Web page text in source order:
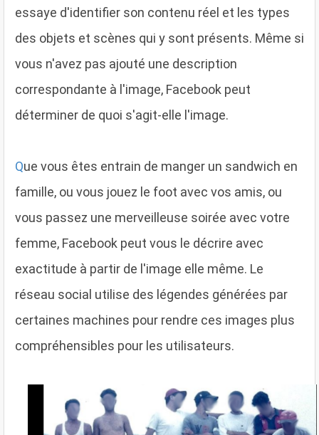
essaye d'identifier son contenu réel et les types
des objets et scènes qui y sont présents. Même si
vous n'avez pas ajouté une description
correspondante à l'image, Facebook peut
déterminer de quoi s'agit-elle l'image.
Que vous êtes entrain de manger un sandwich en
famille, ou vous jouez le foot avec vos amis, ou
vous passez une merveilleuse soirée avec votre
femme, Facebook peut vous le décrire avec
exactitude à partir de l'image elle même. Le
réseau social utilise des légendes générées par
certaines machines pour rendre ces images plus
compréhensibles pour les utilisateurs.